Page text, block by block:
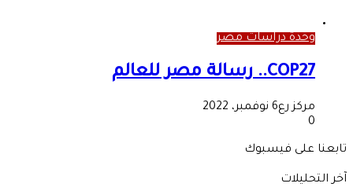
وحدة دراسات مصر
COP27.. رسالة مصر للعالم
مركز رع6 نوفمبر، 2022
0
تابعنا على فيسبوك
آخر التحليلات